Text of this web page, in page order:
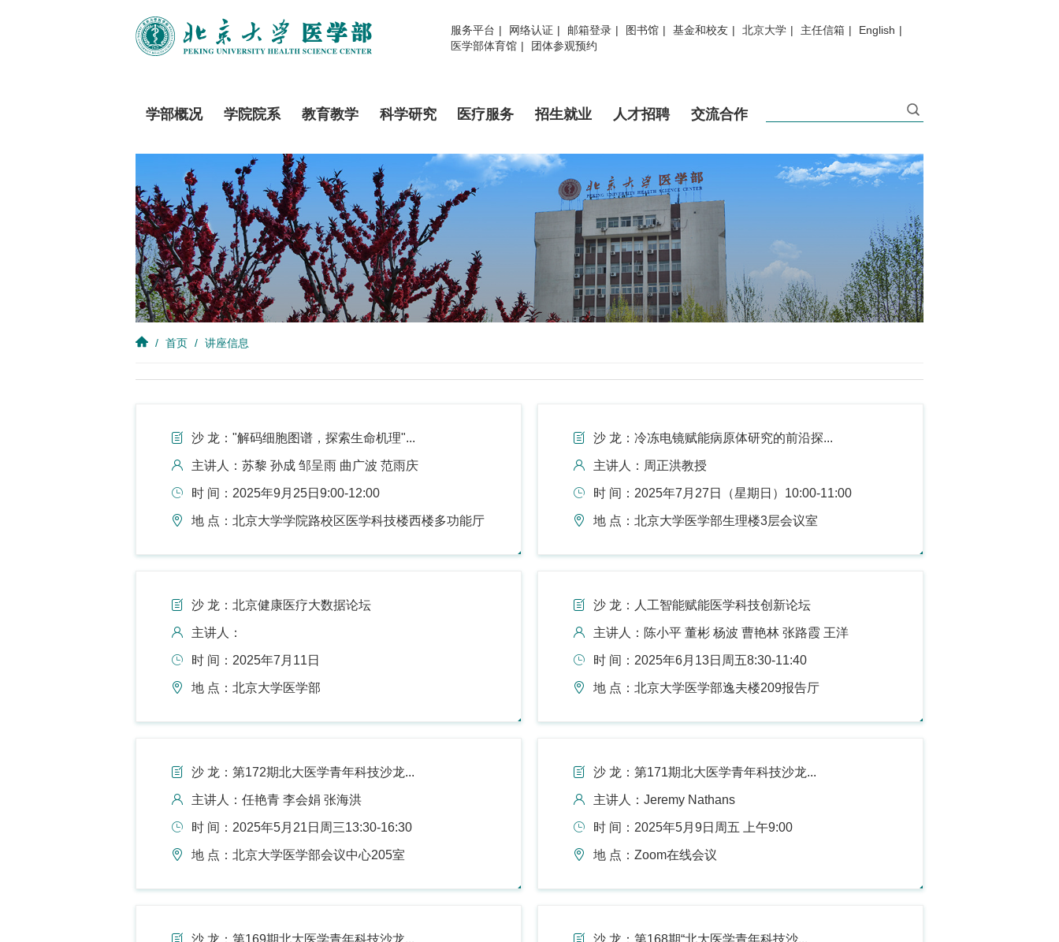
服务平台 | 网络认证 | 邮箱登录 | 图书馆 | 基金和校友 | 北京大学 | 主任信箱 | English |
医学部体育馆 | 团体参观预约
学部概况 学院院系 教育教学 科学研究 医疗服务 招生就业 人才招聘 交流合作
/ 首页 / 讲座信息
沙 龙："解码细胞图谱，探索生命机理"...
主讲人：苏黎 孙成 邹呈雨 曲广波 范雨庆
时 间：2025年9月25日9:00-12:00
地 点：北京大学学院路校区医学科技楼西楼多功能厅
沙 龙：冷冻电镜赋能病原体研究的前沿探...
主讲人：周正洪教授
时 间：2025年7月27日（星期日）10:00-11:00
地 点：北京大学医学部生理楼3层会议室
沙 龙：北京健康医疗大数据论坛
主讲人：
时 间：2025年7月11日
地 点：北京大学医学部
沙 龙：人工智能赋能医学科技创新论坛
主讲人：陈小平 董彬 杨波 曹艳林 张路霞 王洋
时 间：2025年6月13日周五8:30-11:40
地 点：北京大学医学部逸夫楼209报告厅
沙 龙：第172期北大医学青年科技沙龙...
主讲人：任艳青 李会娟 张海洪
时 间：2025年5月21日周三13:30-16:30
地 点：北京大学医学部会议中心205室
沙 龙：第171期北大医学青年科技沙龙...
主讲人：Jeremy Nathans
时 间：2025年5月9日周五 上午9:00
地 点：Zoom在线会议